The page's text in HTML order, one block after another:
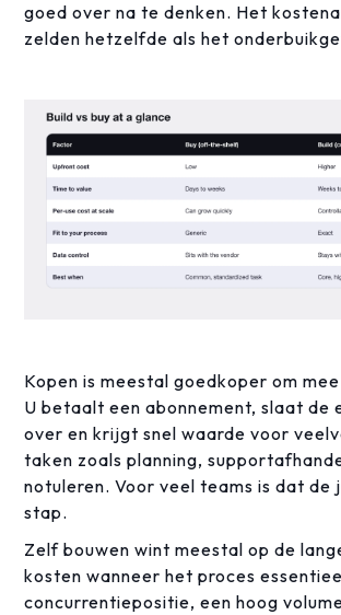
goed over na te denken. Het
zelden hetzelfde als het
Kopen is meestal goedkoper om
U betaalt een abonnement, slaat de
over en krijgt snel waarde voor
taken zoals planning,
notuleren. Voor veel teams is dat de
stap.
Zelf bouwen wint meestal op de
kosten wanneer het proces
concurrentiepositie, een hoog